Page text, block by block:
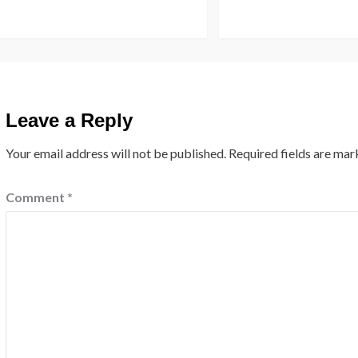
Leave a Reply
Your email address will not be published. Required fields are
Comment *